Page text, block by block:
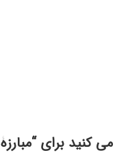
کنید برای